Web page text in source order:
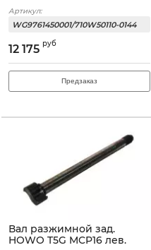
Артикул:
WG9761450001/710W50110-0144
12 175 руб
Предзаказ
Вал разжимной зад.
HOWO T5G MCP16 лев.